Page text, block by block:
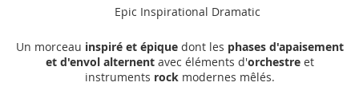
Ajouter au panier
Epic Inspirational Dramatic
Un morceau inspiré et épiquedont les phases d'apaisement
et d'envol alternentavec éléments d'orchestreet
instruments rockmodernes mêlés.